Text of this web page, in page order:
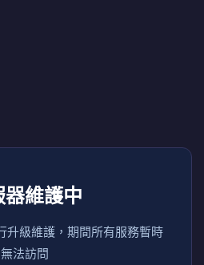
維護中
升級維護，期間所有服務暫時
無法訪問